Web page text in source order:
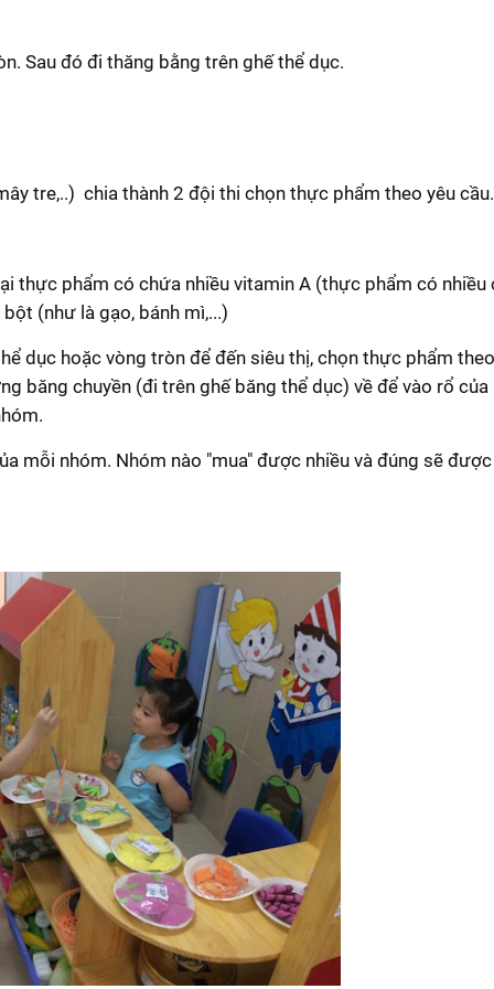
Sau đó đi thăng bằng trên ghế thể dục.
tre,..) chia thành 2 đội thi chọn thực phẩm theo yêu cầu.
thực phẩm có chứa nhiều vitamin A (thực phẩm có nhiều
(như là gạo, bánh mì,...)
dục hoặc vòng tròn để đến siêu thị, chọn thực phẩm
băng chuyền (đi trên ghế băng thể dục) về để vào rổ của
mỗi nhóm. Nhóm nào "mua" được nhiều và đúng sẽ